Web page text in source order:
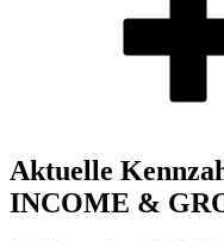
Aktuelle
INCOME &